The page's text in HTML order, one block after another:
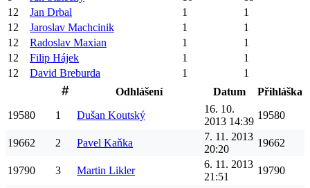
12
Jan Drbal 1
1
12
Jaroslav Machcinik 1
1
12
Radoslav Maxian 1
1
12
Filip Hájek 1
1
12
David Breburda 1
1
Odhlášení
Datum
Přihláška
19580
1 Dušan Koutský
16. 10.
2013 14:39
19580
19662 2 Pavel Kaňka
7. 11. 2013
20:20
19662
19790 3 Martin Likler
6. 11. 2013
21:51
19790